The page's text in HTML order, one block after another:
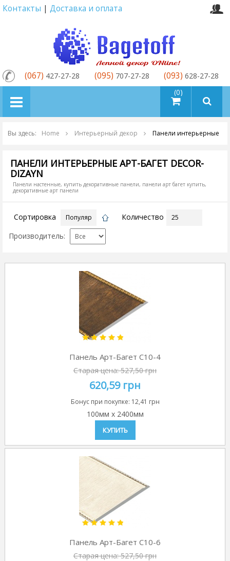
Контакты | Доставка и оплата
товаров (0)
(067) 427-27-28 (095) 707-27-28 (093) 628-27-28
Вы здесь: Home Интерьерный декор Панели интерьерные
ПАНЕЛИ ИНТЕРЬЕРНЫЕ АРТ-БАГЕТ DECOR-
DIZAYN
Панели настенные, купить декоративные панели, панели арт багет купить,
декоративные арт панели
Сортировка
Количество
Производитель:
Панель Арт-Багет C10-4
Старая цена:527,50 грн
620,59 грн
Бонус при покупке: 12,41 грн
100мм x 2400мм
КУПИТЬ
Панель Арт-Багет C10-6
Старая цена:527,50 грн